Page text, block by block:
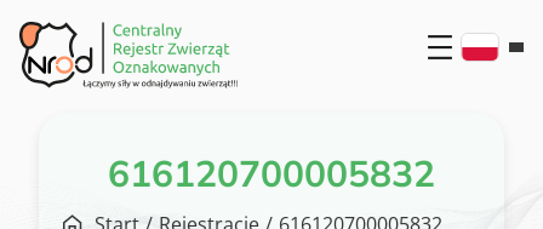
Przejdź
do
treści
616120700005832